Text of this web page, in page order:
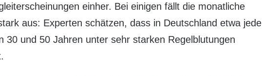
einher. Bei einigen fällt die monatliche
aus: Experten schätzen, dass in Deutschland etwa jede
30 und 50 Jahren unter sehr starken Regelblutungen